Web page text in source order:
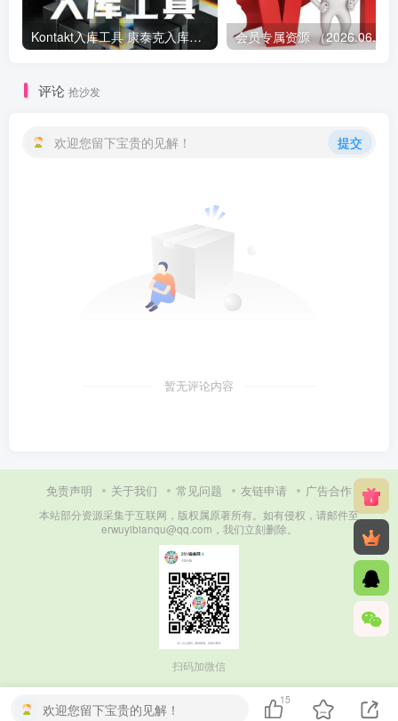
Kontakt入库工具 康泰克入库教程
评论 抢沙发
欢迎您留下宝贵的见解！ 提交
暂无评论内容
免责声明 关于我们 常见问题 友链申请 广告合作
本站部分资源采集于互联网，版权属原著所有。如有侵权，请邮件至
erwuyibianqu@qq.com，我们立刻删除。
扫码加微信
欢迎您留下宝贵的见解！
15